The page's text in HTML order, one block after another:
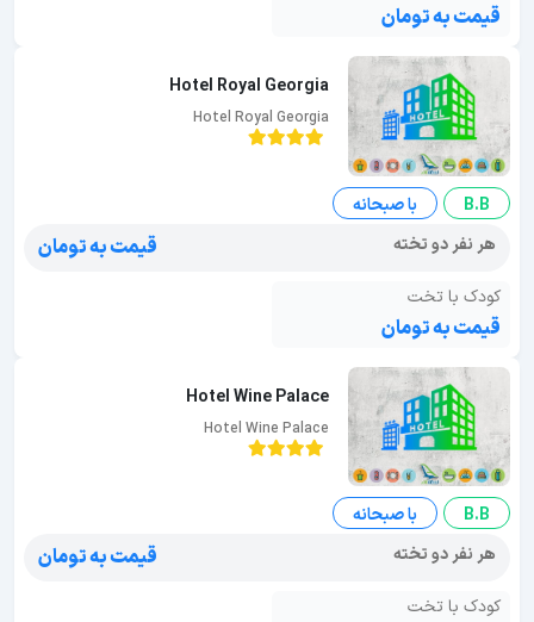
قیمت به تومان
Hotel Royal Georgia
Hotel Royal Georgia
B.B
با صبحانه
هر نفر دو تخته
قیمت به تومان
کودک با تخت
قیمت به تومان
Hotel Wine Palace
Hotel Wine Palace
B.B
با صبحانه
هر نفر دو تخته
قیمت به تومان
کودک با تخت